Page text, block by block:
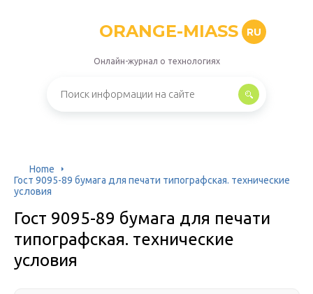
ORANGE-MIASS RU
Онлайн-журнал о технологиях
Home
Гост 9095-89 бумага для печати типографская. технические
условия
Гост 9095-89 бумага для печати
типографская. технические
условия